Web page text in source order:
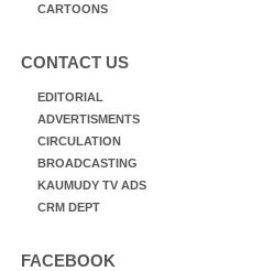
CARTOONS
CONTACT US
EDITORIAL
ADVERTISMENTS
CIRCULATION
BROADCASTING
KAUMUDY TV ADS
CRM DEPT
FACEBOOK